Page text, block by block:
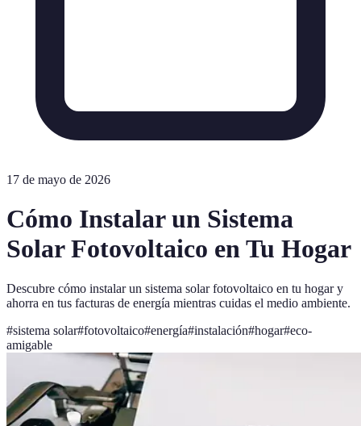
17 de mayo de 2026
Cómo Instalar un Sistema
Solar Fotovoltaico en Tu Hogar
Descubre cómo instalar un sistema solar fotovoltaico en tu hogar y
ahorra en tus facturas de energía mientras cuidas el medio ambiente.
#sistema solar#fotovoltaico#energía#instalación#hogar#eco-
amigable